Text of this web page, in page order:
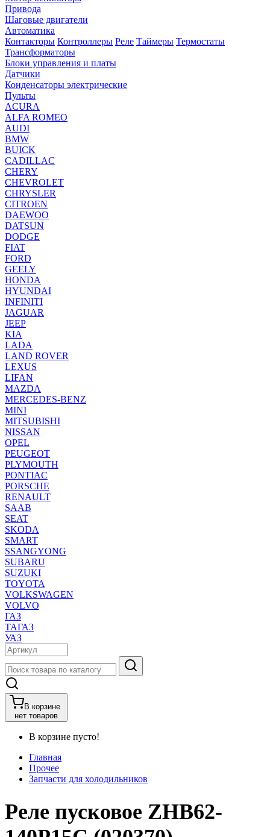
Привода
Шаговые двигатели
Автоматика
Контакторы Контроллеры Реле Таймеры Термостаты
Трансформаторы
Блоки управления и платы
Датчики
Конденсаторы электрические
Пульты
ACURA
ALFA ROMEO
AUDI
BMW
BUICK
CADILLAC
CHERY
CHEVROLET
CHRYSLER
CITROEN
DAEWOO
DATSUN
DODGE
FIAT
FORD
GEELY
HONDA
HYUNDAI
INFINITI
JAGUAR
JEEP
KIA
LADA
LAND ROVER
LEXUS
LIFAN
MAZDA
MERCEDES-BENZ
MINI
MITSUBISHI
NISSAN
OPEL
PEUGEOT
PLYMOUTH
PONTIAC
PORSCHE
RENAULT
SAAB
SEAT
SKODA
SMART
SSANGYONG
SUBARU
SUZUKI
TOYOTA
VOLKSWAGEN
VOLVO
ГАЗ
ТАГАЗ
УАЗ
В корзине
нет товаров
В корзине пусто!
Главная
Прочее
Запчасти для холодильников
Реле пусковое ZHB62-